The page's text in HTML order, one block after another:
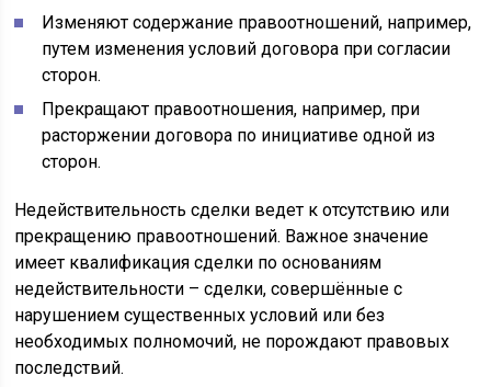
Изменяют содержание правоотношений, например,
путем изменения условий договора при согласии
сторон.
Прекращают правоотношения, например, при
расторжении договора по инициативе одной из
сторон.
Недействительность сделки ведет к отсутствию или
прекращению правоотношений. Важное значение
имеет квалификация сделки по основаниям
недействительности – сделки, совершённые с
нарушением существенных условий или без
необходимых полномочий, не порождают правовых
последствий.